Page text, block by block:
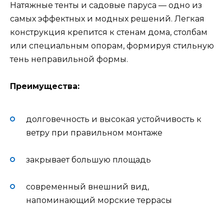
Натяжные тенты и садовые паруса — одно из
самых эффектных и модных решений. Легкая
конструкция крепится к стенам дома, столбам
или специальным опорам, формируя стильную
тень неправильной формы.
Преимущества:
долговечность и высокая устойчивость к
ветру при правильном монтаже
закрывает большую площадь
современный внешний вид,
напоминающий морские террасы